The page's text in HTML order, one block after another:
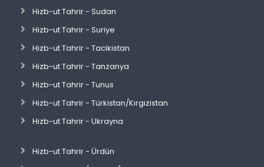
Hizb-ut Tahrir - Sudan
Hizb-ut Tahrir - Suriye
Hizb-ut Tahrir - Tacikistan
Hizb-ut Tahrir - Tanzanya
Hizb-ut Tahrir - Tunus
Hizb-ut Tahrir - Türkistan/Kırgızistan
Hizb-ut Tahrir - Ukrayna
Hizb-ut Tahrir - Ürdün